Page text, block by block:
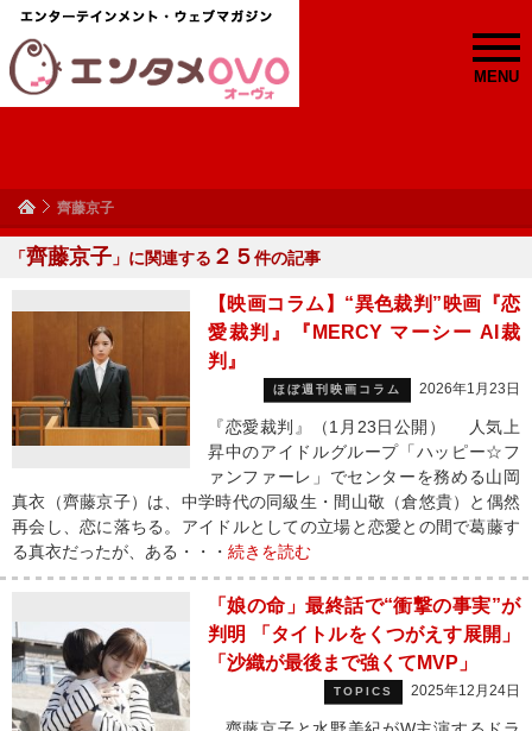
MENU
齊藤京子
「齊藤京子 」に関連する ２５件の記事
【映画コラム】“異色裁判”映画『恋
愛裁判』『MERCY マーシー AI裁
判』
ほぼ週刊映画コラム 2026年1月23日
『恋愛裁判』（1月23日公開） 人気上
昇中のアイドルグループ「ハッピー☆フ
ァンファーレ」でセンターを務める山岡
真衣（齊藤京子）は、中学時代の同級生・間山敬（倉悠貴）と偶然
再会し、恋に落ちる。アイドルとしての立場と恋愛との間で葛藤す
る真衣だったが、ある・・・ 続きを読む
「娘の命」最終話で“衝撃の事実”が
判明 「タイトルをくつがえす展開」
「沙織が最後まで強くてMVP」
TOPICS 2025年12月24日